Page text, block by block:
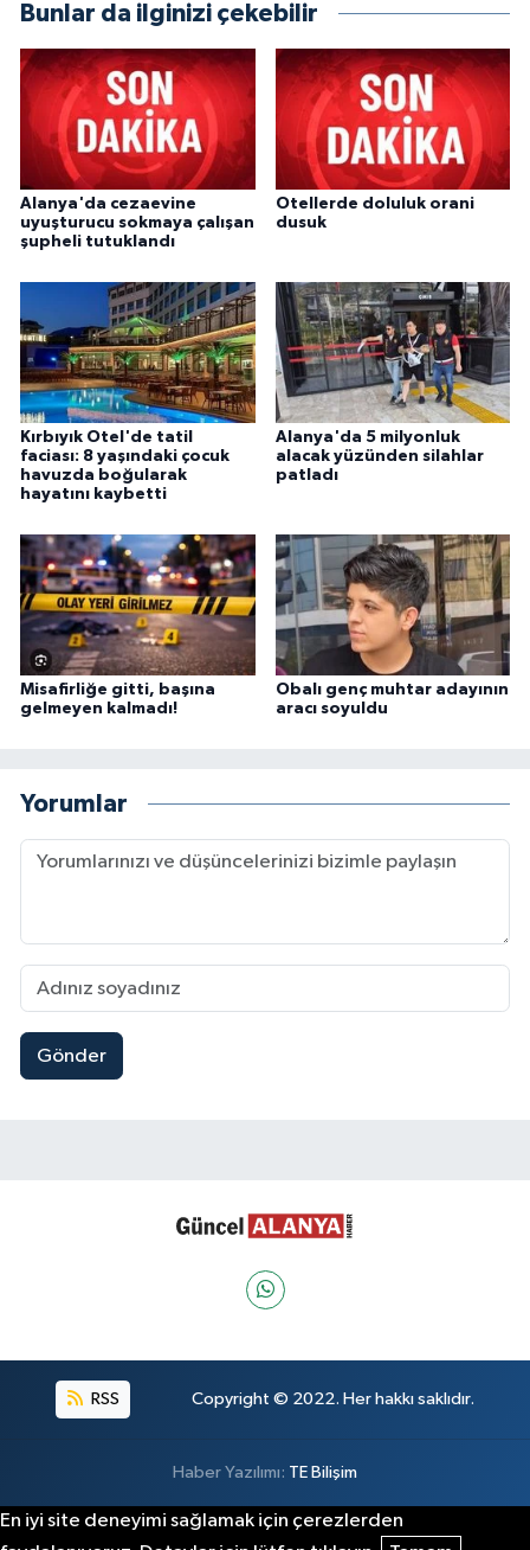
Bunlar da ilginizi çekebilir
Alanya'da cezaevine
uyuşturucu sokmaya çalışan
şupheli tutuklandı
Otellerde doluluk orani
dusuk
Kırbıyık Otel'de tatil
faciası: 8 yaşındaki çocuk
havuzda boğularak
hayatını kaybetti
Alanya'da 5 milyonluk
alacak yüzünden silahlar
patladı
Misafirliğe gitti, başına
gelmeyen kalmadı!
Obalı genç muhtar adayının
aracı soyuldu
Yorumlar
Gönder
RSS Copyright © 2022. Her hakkı saklıdır.
Haber Yazılımı: TE Bilişim
En iyi site deneyimi sağlamak için çerezlerden